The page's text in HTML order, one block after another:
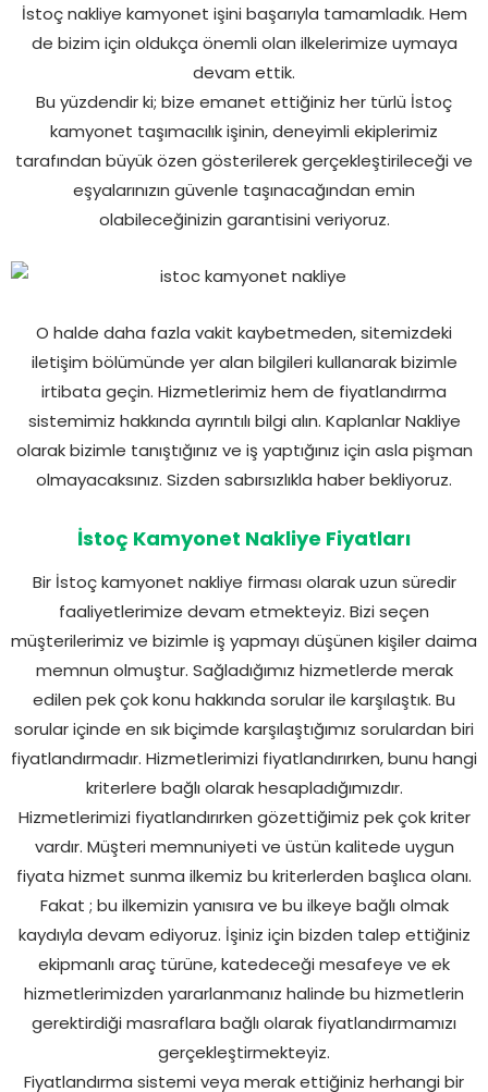
İstoç nakliye kamyonet işini başarıyla tamamladık. Hem
de bizim için oldukça önemli olan ilkelerimize uymaya
devam ettik.
Bu yüzdendir ki; bize emanet ettiğiniz her türlü İstoç
kamyonet taşımacılık işinin, deneyimli ekiplerimiz
tarafından büyük özen gösterilerek gerçekleştirileceği ve
eşyalarınızın güvenle taşınacağından emin
olabileceğinizin garantisini veriyoruz.
O halde daha fazla vakit kaybetmeden, sitemizdeki
iletişim bölümünde yer alan bilgileri kullanarak bizimle
irtibata geçin. Hizmetlerimiz hem de fiyatlandırma
sistemimiz hakkında ayrıntılı bilgi alın. Kaplanlar Nakliye
olarak bizimle tanıştığınız ve iş yaptığınız için asla pişman
olmayacaksınız. Sizden sabırsızlıkla haber bekliyoruz.
İstoç Kamyonet Nakliye Fiyatları
Bir İstoç kamyonet nakliye firması olarak uzun süredir
faaliyetlerimize devam etmekteyiz. Bizi seçen
müşterilerimiz ve bizimle iş yapmayı düşünen kişiler daima
memnun olmuştur. Sağladığımız hizmetlerde merak
edilen pek çok konu hakkında sorular ile karşılaştık. Bu
sorular içinde en sık biçimde karşılaştığımız sorulardan biri
fiyatlandırmadır. Hizmetlerimizi fiyatlandırırken, bunu hangi
kriterlere bağlı olarak hesapladığımızdır.
Hizmetlerimizi fiyatlandırırken gözettiğimiz pek çok kriter
vardır. Müşteri memnuniyeti ve üstün kalitede uygun
fiyata hizmet sunma ilkemiz bu kriterlerden başlıca olanı.
Fakat ; bu ilkemizin yanısıra ve bu ilkeye bağlı olmak
kaydıyla devam ediyoruz. İşiniz için bizden talep ettiğiniz
ekipmanlı araç türüne, katedeceği mesafeye ve ek
hizmetlerimizden yararlanmanız halinde bu hizmetlerin
gerektirdiği masraflara bağlı olarak fiyatlandırmamızı
gerçekleştirmekteyiz.
Fiyatlandırma sistemi veya merak ettiğiniz herhangi bir